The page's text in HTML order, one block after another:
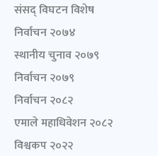
संसद् विघटन विशेष
निर्वाचन २०७४
स्थानीय चुनाव २०७९
निर्वाचन २०७९
निर्वाचन २०८२
एमाले महाधिवेशन २०८२
विश्वकप २०२२